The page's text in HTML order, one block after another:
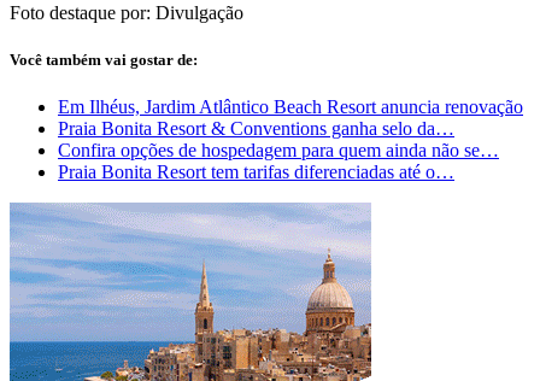
Foto destaque por: Divulgação
Você também vai gostar de:
Em Ilhéus, Jardim Atlântico Beach Resort anuncia renovação
Praia Bonita Resort & Conventions ganha selo da…
Confira opções de hospedagem para quem ainda não se…
Praia Bonita Resort tem tarifas diferenciadas até o…